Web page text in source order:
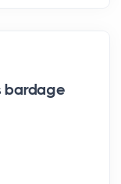
bardage